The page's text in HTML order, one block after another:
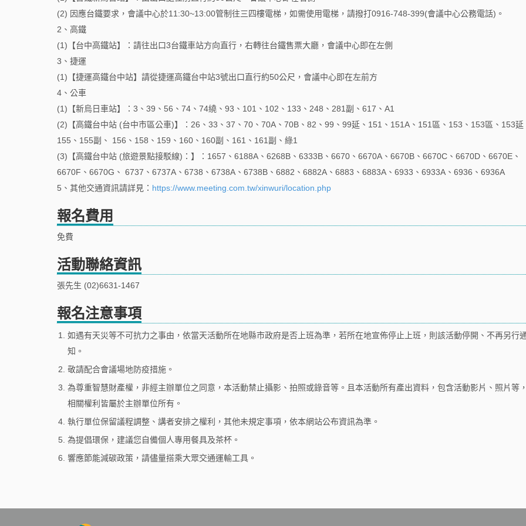
(2) 因應台鐵要求，會議中心於11:30~13:00管制往三四樓電梯，如需使用電梯，請撥打0916-748-399(會議中心公務電話)。
2、高鐵
(1)【台中高鐵站】：請往出口3台鐵車站方向直行，右轉往台鐵售票大廳，會議中心即在左側
3、捷運
(1)【捷運高鐵台中站】請從捷運高鐵台中站3號出口直行約50公尺，會議中心即在左前方
4、公車
(1)【新烏日車站】：3、39、56、74、74繞、93、101、102、133、248、281副、617、A1
(2)【高鐵台中站 (台中市區公車)】：26、33、37、70、70A、70B、82、99、99延、151、151A、151區、153、153區、153延
155、155副、 156、158、159、160、160副、161、161副、綠1
(3)【高鐵台中站 (旅遊景點接駁線)：】：1657、6188A、6268B、6333B、6670、6670A、6670B、6670C、6670D、6670E、
6670F、6670G、 6737、6737A、6738、6738A、6738B、6882、6882A、6883、6883A、6933、6933A、6936、6936A
5、其他交通資訊請詳見： https://www.meeting.com.tw/xinwuri/location.php
報名費用
免費
活動聯絡資訊
張先生 (02)6631-1467
報名注意事項
1.
如遇有天災等不可抗力之事由，依當天活動所在地縣市政府是否上班為準，若所在地宣佈停止上班，則該活動停開、不再另行
知。
2. 敬請配合會議場地防疫措施。
3. 為尊重智慧財產權，非經主辦單位之同意，本活動禁止攝影、拍照或錄音等。且本活動所有產出資料，包含活動影片、照片等
相關權利皆屬於主辦單位所有。
4. 執行單位保留議程調整、講者安排之權利，其他未規定事項，依本網站公布資訊為準。
5. 為提倡環保，建議您自備個人專用餐具及茶杯。
6. 響應節能減碳政策，請儘量搭乘大眾交通運輸工具。